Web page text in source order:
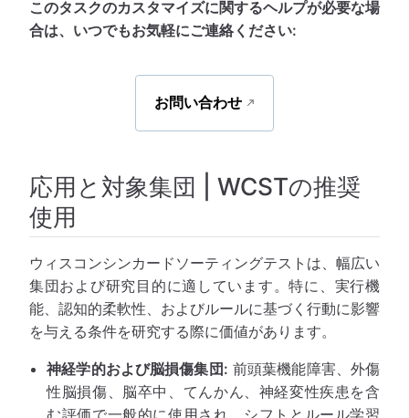
このタスクのカスタマイズに関するヘルプが必要な場
合は、いつでもお気軽にご連絡ください:
お問い合わせ
応用と対象集団 | WCSTの推奨
使用
ウィスコンシンカードソーティングテストは、幅広い
集団および研究目的に適しています。特に、実行機
能、認知的柔軟性、およびルールに基づく行動に影響
を与える条件を研究する際に価値があります。
神経学的および脳損傷集団: 前頭葉機能障害、外傷
性脳損傷、脳卒中、てんかん、神経変性疾患を含
む評価で一般的に使用され、シフトとルール学習